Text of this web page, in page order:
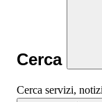
Cerca
Cerca servizi,